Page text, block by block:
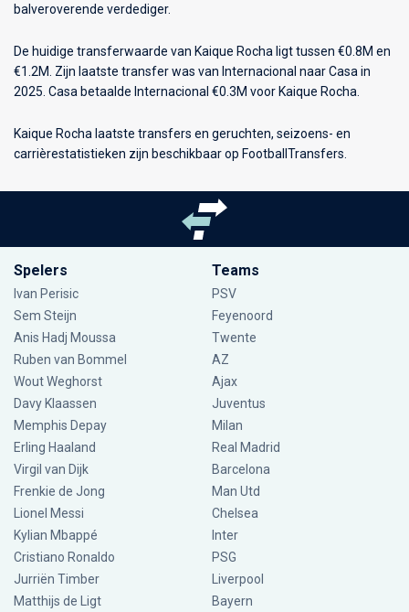
balveroverende verdediger.
De huidige transferwaarde van Kaique Rocha ligt tussen €0.8M en
€1.2M. Zijn laatste transfer was van Internacional naar Casa in
2025. Casa betaalde Internacional €0.3M voor Kaique Rocha.
Kaique Rocha laatste transfers en geruchten, seizoens- en
carrièrestatistieken zijn beschikbaar op FootballTransfers.
Spelers
Ivan Perisic
Sem Steijn
Anis Hadj Moussa
Ruben van Bommel
Wout Weghorst
Davy Klaassen
Memphis Depay
Erling Haaland
Virgil van Dijk
Frenkie de Jong
Lionel Messi
Kylian Mbappé
Cristiano Ronaldo
Jurriën Timber
Matthijs de Ligt
Teams
PSV
Feyenoord
Twente
AZ
Ajax
Juventus
Milan
Real Madrid
Barcelona
Man Utd
Chelsea
Inter
PSG
Liverpool
Bayern